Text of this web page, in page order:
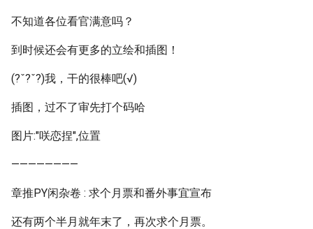
不知道各位看官满意吗？
到时候还会有更多的立绘和插图！
(?ˇ?ˇ?)我，干的很棒吧(√)
插图，过不了审先打个码哈
图片:"咲恋捏",位置
————————
章推PY闲杂卷 : 求个月票和番外事宜宣布
还有两个半月就年末了，再次求个月票。